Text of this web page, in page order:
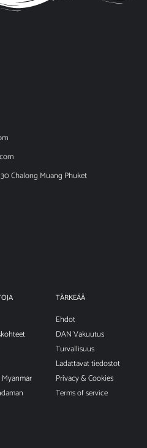
Chalong Muang Phuket
TÄRKEÄÄ
Ehdot
DAN Vakuutus
Turvallisuus
Ladattavat tiedostot
Privacy & Cookies
Terms of service